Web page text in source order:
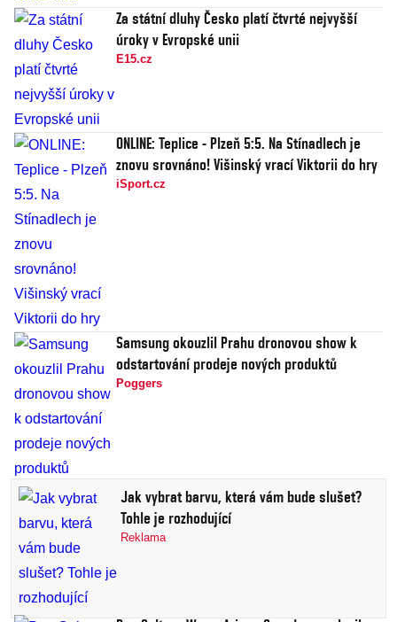
Za státní dluhy Česko platí čtvrté nejvyšší
úroky v Evropské unii
E15.cz
ONLINE: Teplice - Plzeň 5:5. Na Stínadlech je
znovu srovnáno! Višinský vrací Viktorii do hry
iSport.cz
Samsung okouzlil Prahu dronovou show k
odstartování prodeje nových produktů
Poggers
Jak vybrat barvu, která vám bude slušet?
Tohle je rozhodující
Reklama